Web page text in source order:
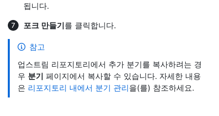
됩니다.
포크 만들기를 클릭합니다.
참고
업스트림 리포지토리에서 추가 분기를 복사하려는 경
우 분기 페이지에서 복사할 수 있습니다. 자세한 내용
은 리포지토리 내에서 분기 관리을(를) 참조하세요.